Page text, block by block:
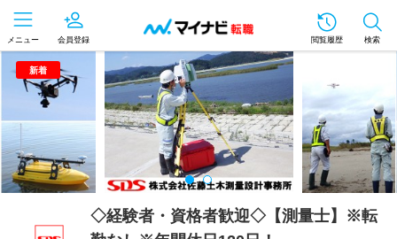
メニュー 会員登録 閲覧履歴 検索
新着
◇経験者・資格者歓迎◇【測量士】※転